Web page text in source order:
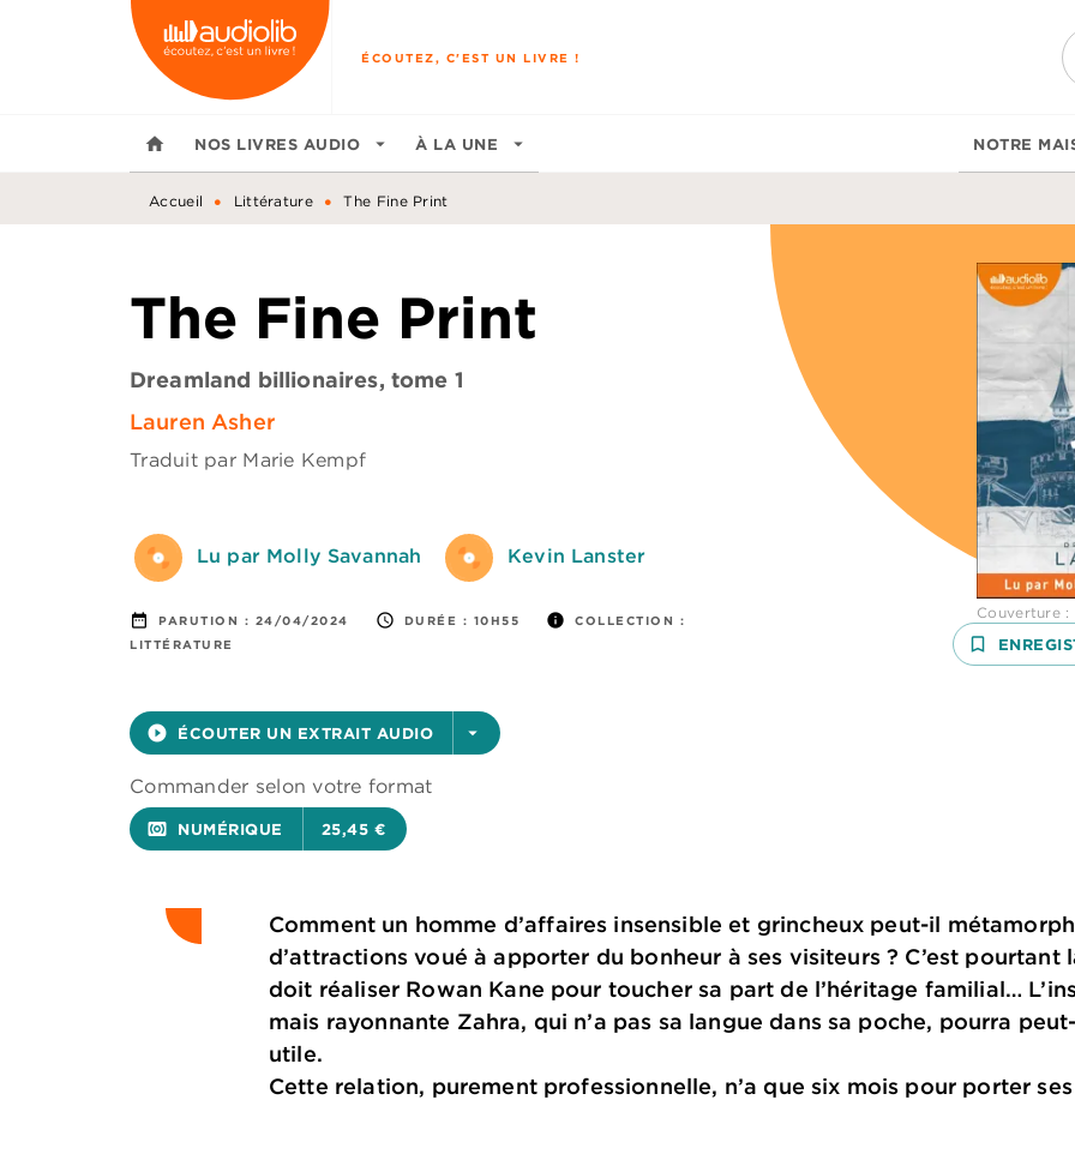
MENU RECHERCHE
ÉCOUTEZ, C'EST UN LIVRE !
home NOS LIVRES AUDIO arrow_drop_down À LA UNE arrow_drop_down NOTRE
Accueil • Littérature • The Fine Print
The Fine Print
Dreamland billionaires, tome 1
Lauren Asher
Traduit par Marie Kempf
Lu par Molly Savannah Kevin Lanster
date_range PARUTION : 24/04/2024 access_time DURÉE : 10H55 info
COLLECTION :
LITTÉRATURE
play_circle_filled ÉCOUTER UN EXTRAIT AUDIO arrow_drop_down
Commander selon votre format
surround_sound NUMÉRIQUE 25,45 €
Couverture
bookmark_border
Comment un homme d’affaires insensible et grincheux peut-il
d’attractions voué à apporter du bonheur à ses visiteurs ? C’est pourtant
doit réaliser Rowan Kane pour toucher sa part de l’héritage familial…
mais rayonnante Zahra, qui n’a pas sa langue dans sa poche, pourra
utile.
Cette relation, purement professionnelle, n’a que six mois pour porter